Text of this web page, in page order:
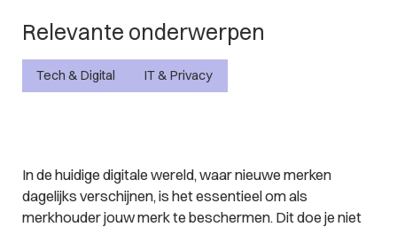
Relevante onderwerpen
Tech & Digital IT & Privacy
In de huidige digitale wereld, waar nieuwe merken
dagelijks verschijnen, is het essentieel om als
merkhouder jouw merk te beschermen. Dit doe je niet